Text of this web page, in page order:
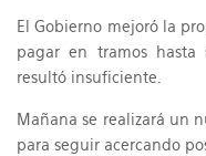
El Gobierno mejoró la
pagar en tramos hasta
resultó insuficiente.
Mañana se realizará un
para seguir acercando